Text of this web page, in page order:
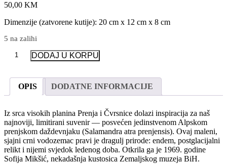
50,00 KM
Dimenzije (zatvorene kutije): 20 cm x 12 cm x 8 cm
5 na zalihi
Alpski
(Salamandra
-
suvenir
količina
DODAJ U KORPU
OPIS DODATNE INFORMACIJE
Iz srca visokih planina Prenja i Čvrsnice dolazi inspiracija za naš
najnoviji, limitirani suvenir — posvećen jedinstvenom Alpskom
prenjskom daždevnjaku (Salamandra atra prenjensis). Ovaj maleni,
sjajni crni vodozemac pravi je dragulj prirode: endem, postglacijalni
relikt i nijemi svjedok ledenog doba. Otkrila ga je 1969. godine
Sofija Mikšić, nekadašnja kustosica Zemaljskog muzeja BiH.